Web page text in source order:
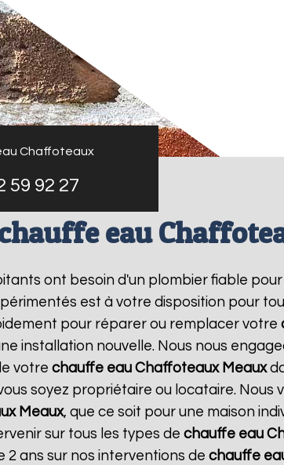
Chaffoteaux
59 92 27
eau
ont besoin d'un plombier fiable
est à votre disposition pour
pour réparer ou remplacer votre
installation nouvelle. Nous nous
votre chauffe eau Chaffoteaux Meaux
soyez propriétaire ou locataire. Nous
Meaux, que ce soit pour une maison
sur tous les types de chauffe eau
2 ans sur nos interventions de chauffe